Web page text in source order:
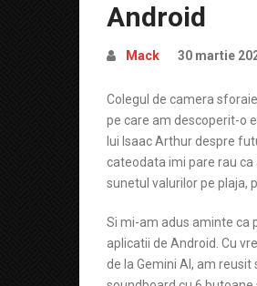
Android
Mack 30 martie
Colegul de camera
pe care am descoperit-o
lui Isaac Arthur despre
cateodata imi pare rau
sunetul valurilor pe plaja,
Si mi-am adus aminte ca
aplicatii de Android. Cu
de la Gemini AI, am